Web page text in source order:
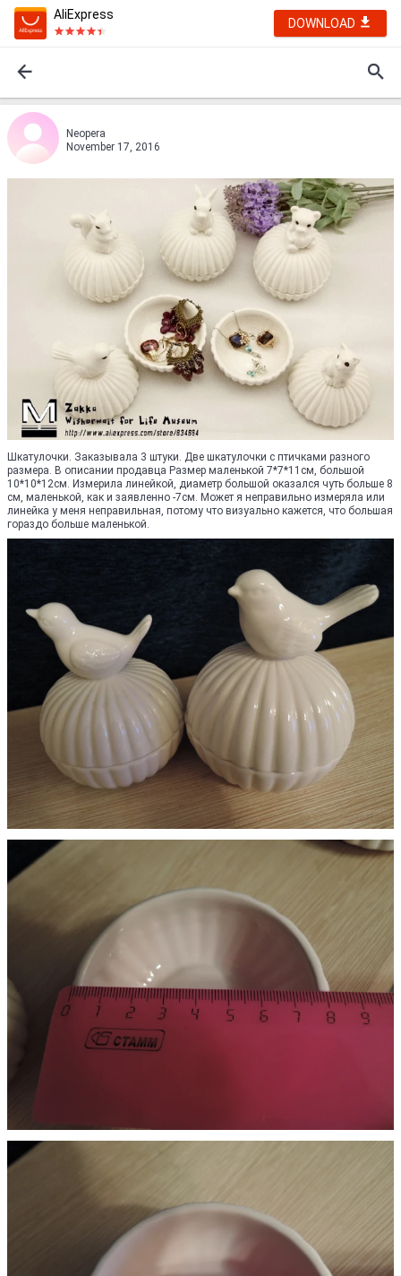
AliExpress
DOWNLOAD
Neopera
November 17, 2016
Шкатулочки. Заказывала 3 штуки. Две шкатулочки с птичками разного
размера. В описании продавца Размер маленькой 7*7*11см, большой
10*10*12см. Измерила линейкой, диаметр большой оказался чуть больше 8
см, маленькой, как и заявленно -7см. Может я неправильно измеряла или
линейка у меня неправильная, потому что визуально кажется, что большая
гораздо больше маленькой.